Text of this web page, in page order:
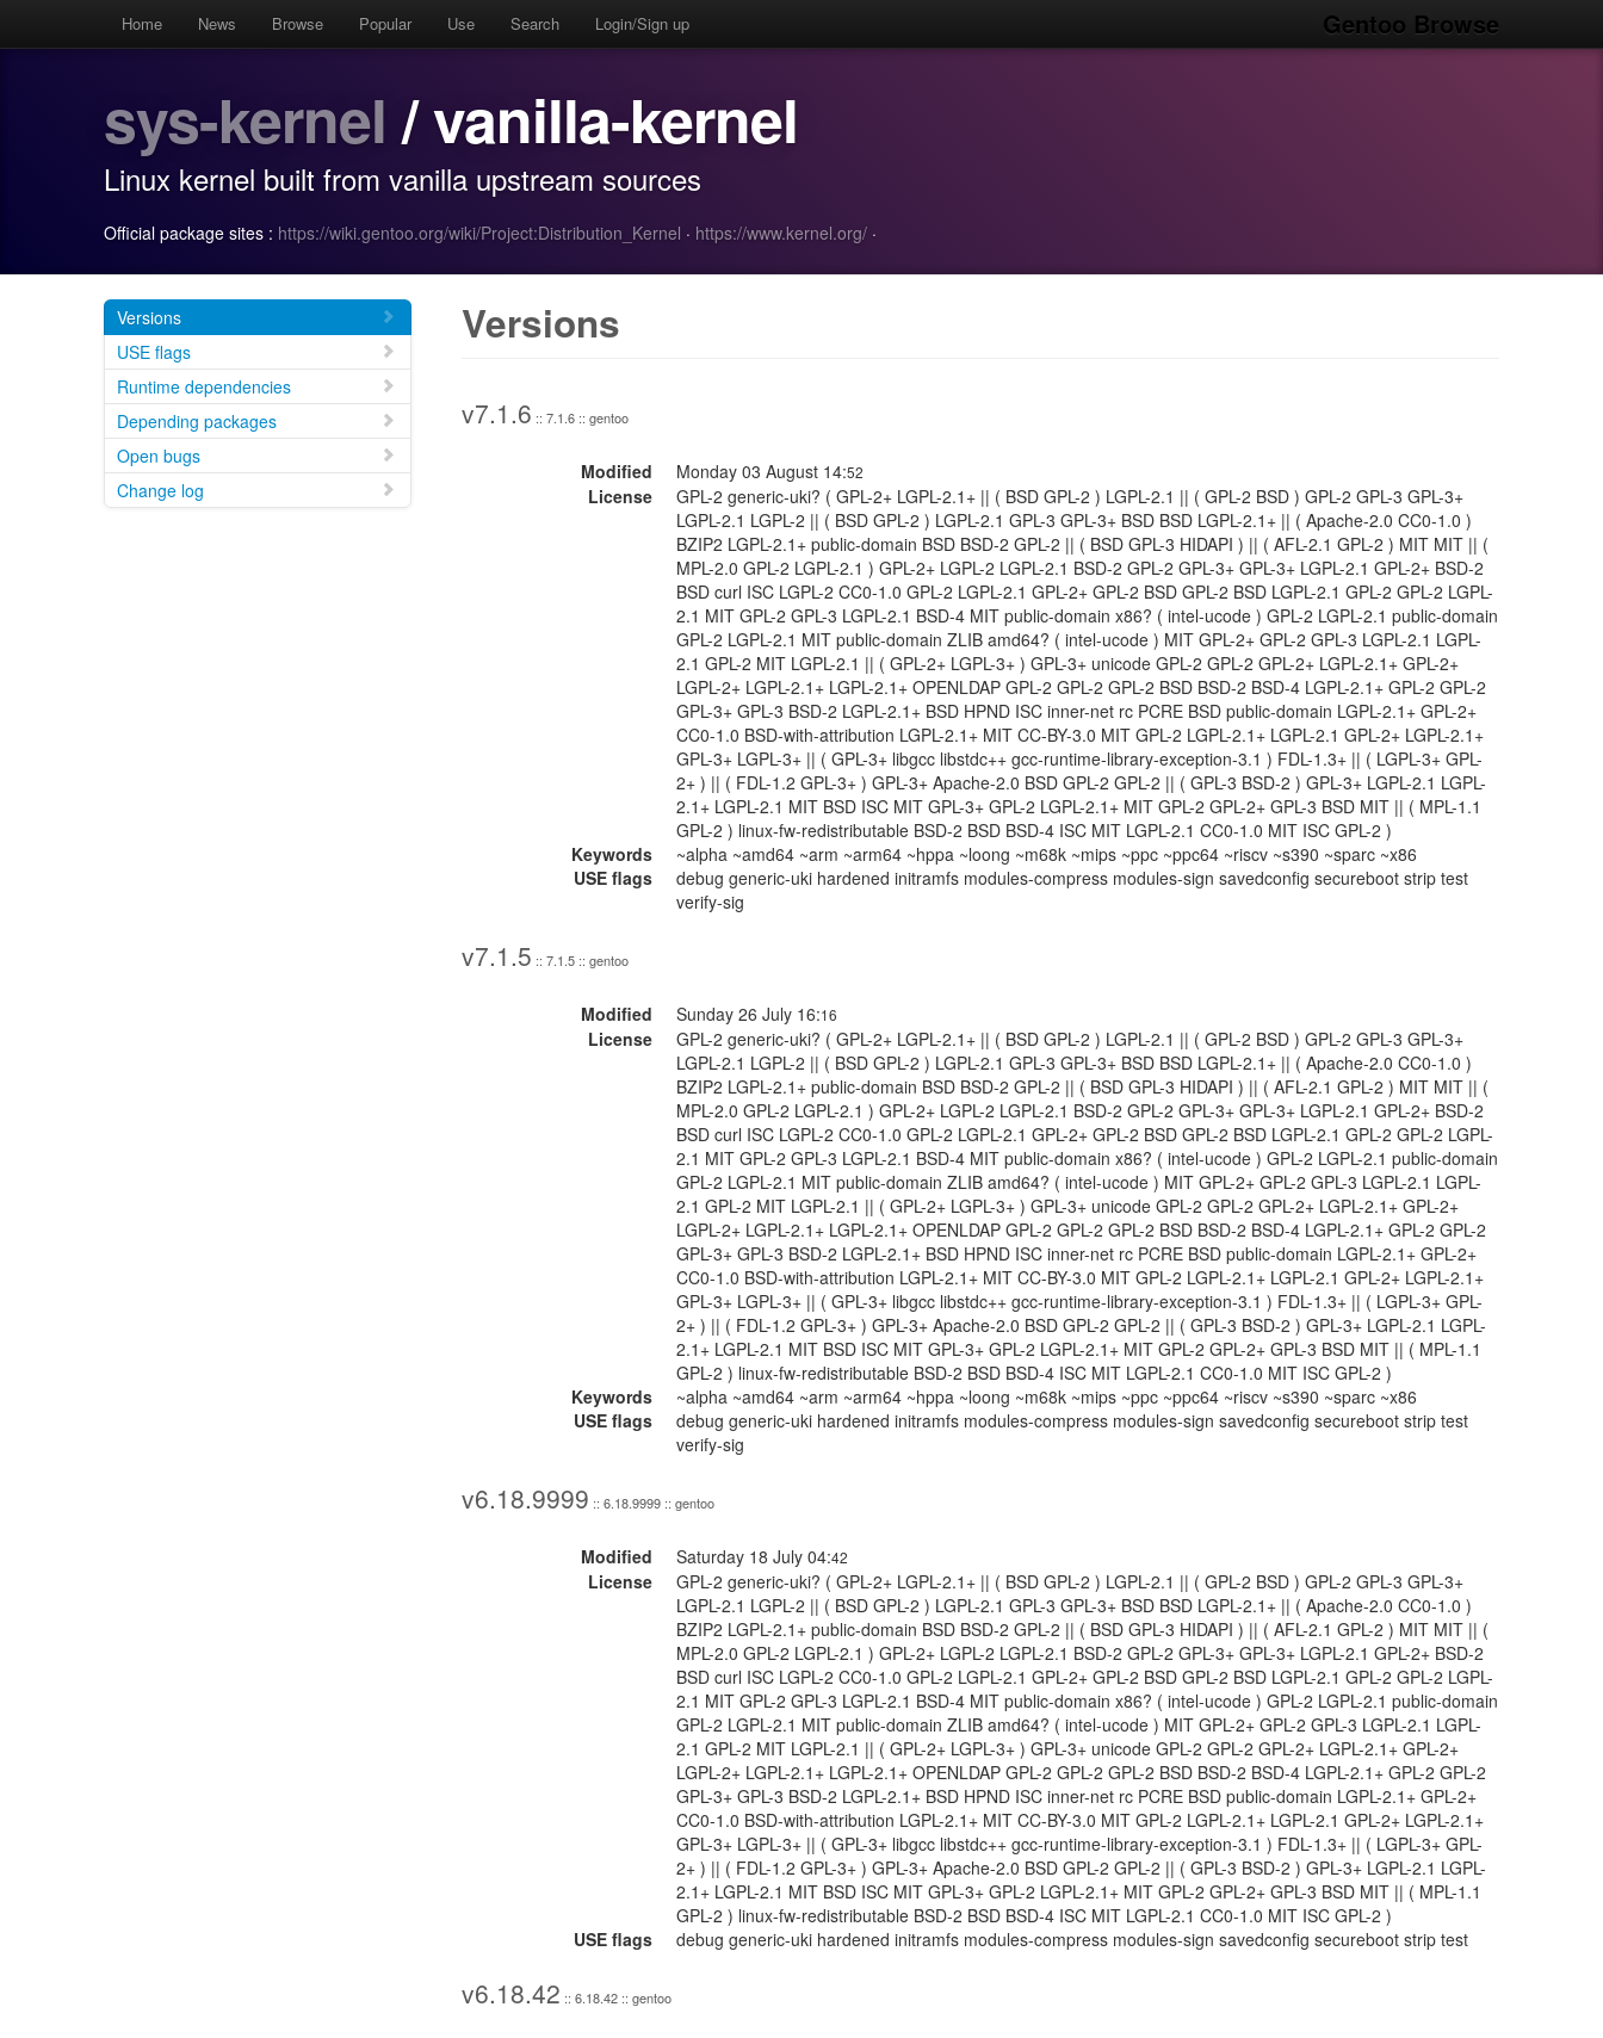
Gentoo Browse
Home News Browse Popular Use Search Login/Sign up
sys-kernel/ vanilla-kernel
Linux kernel built from vanilla upstream sources
Official package sites : https://wiki.gentoo.org/wiki/Project:Distribution_Kernel · https://www.kernel.org/ ·
Versions
USE flags
Runtime dependencies
Depending packages
Open bugs
Change log
Versions
v7.1.6 :: 7.1.6 :: gentoo
Modified Monday 03 August 14:52
License
GPL-2 generic-uki? ( GPL-2+ LGPL-2.1+ || ( BSD GPL-2 ) LGPL-2.1 || ( GPL-2 BSD ) GPL-2 GPL-3 GPL-3+
LGPL-2.1 LGPL-2 || ( BSD GPL-2 ) LGPL-2.1 GPL-3 GPL-3+ BSD BSD LGPL-2.1+ || ( Apache-2.0 CC0-1.0 )
BZIP2 LGPL-2.1+ public-domain BSD BSD-2 GPL-2 || ( BSD GPL-3 HIDAPI ) || ( AFL-2.1 GPL-2 ) MIT MIT || (
MPL-2.0 GPL-2 LGPL-2.1 ) GPL-2+ LGPL-2 LGPL-2.1 BSD-2 GPL-2 GPL-3+ GPL-3+ LGPL-2.1 GPL-2+ BSD-2
BSD curl ISC LGPL-2 CC0-1.0 GPL-2 LGPL-2.1 GPL-2+ GPL-2 BSD GPL-2 BSD LGPL-2.1 GPL-2 GPL-2 LGPL-
2.1 MIT GPL-2 GPL-3 LGPL-2.1 BSD-4 MIT public-domain x86? ( intel-ucode ) GPL-2 LGPL-2.1 public-domain
GPL-2 LGPL-2.1 MIT public-domain ZLIB amd64? ( intel-ucode ) MIT GPL-2+ GPL-2 GPL-3 LGPL-2.1 LGPL-
2.1 GPL-2 MIT LGPL-2.1 || ( GPL-2+ LGPL-3+ ) GPL-3+ unicode GPL-2 GPL-2 GPL-2+ LGPL-2.1+ GPL-2+
LGPL-2+ LGPL-2.1+ LGPL-2.1+ OPENLDAP GPL-2 GPL-2 GPL-2 BSD BSD-2 BSD-4 LGPL-2.1+ GPL-2 GPL-2
GPL-3+ GPL-3 BSD-2 LGPL-2.1+ BSD HPND ISC inner-net rc PCRE BSD public-domain LGPL-2.1+ GPL-2+
CC0-1.0 BSD-with-attribution LGPL-2.1+ MIT CC-BY-3.0 MIT GPL-2 LGPL-2.1+ LGPL-2.1 GPL-2+ LGPL-2.1+
GPL-3+ LGPL-3+ || ( GPL-3+ libgcc libstdc++ gcc-runtime-library-exception-3.1 ) FDL-1.3+ || ( LGPL-3+ GPL-
2+ ) || ( FDL-1.2 GPL-3+ ) GPL-3+ Apache-2.0 BSD GPL-2 GPL-2 || ( GPL-3 BSD-2 ) GPL-3+ LGPL-2.1 LGPL-
2.1+ LGPL-2.1 MIT BSD ISC MIT GPL-3+ GPL-2 LGPL-2.1+ MIT GPL-2 GPL-2+ GPL-3 BSD MIT || ( MPL-1.1
GPL-2 ) linux-fw-redistributable BSD-2 BSD BSD-4 ISC MIT LGPL-2.1 CC0-1.0 MIT ISC GPL-2 )
Keywords
~alpha ~amd64 ~arm ~arm64 ~hppa ~loong ~m68k ~mips ~ppc ~ppc64 ~riscv ~s390 ~sparc ~x86
USE flags
debug generic-uki hardened initramfs modules-compress modules-sign savedconfig secureboot strip test
verify-sig
v7.1.5 :: 7.1.5 :: gentoo
Modified Sunday 26 July 16:16
License
GPL-2 generic-uki? ( GPL-2+ LGPL-2.1+ || ( BSD GPL-2 ) LGPL-2.1 || ( GPL-2 BSD ) GPL-2 GPL-3 GPL-3+
LGPL-2.1 LGPL-2 || ( BSD GPL-2 ) LGPL-2.1 GPL-3 GPL-3+ BSD BSD LGPL-2.1+ || ( Apache-2.0 CC0-1.0 )
BZIP2 LGPL-2.1+ public-domain BSD BSD-2 GPL-2 || ( BSD GPL-3 HIDAPI ) || ( AFL-2.1 GPL-2 ) MIT MIT || (
MPL-2.0 GPL-2 LGPL-2.1 ) GPL-2+ LGPL-2 LGPL-2.1 BSD-2 GPL-2 GPL-3+ GPL-3+ LGPL-2.1 GPL-2+ BSD-2
BSD curl ISC LGPL-2 CC0-1.0 GPL-2 LGPL-2.1 GPL-2+ GPL-2 BSD GPL-2 BSD LGPL-2.1 GPL-2 GPL-2 LGPL-
2.1 MIT GPL-2 GPL-3 LGPL-2.1 BSD-4 MIT public-domain x86? ( intel-ucode ) GPL-2 LGPL-2.1 public-domain
GPL-2 LGPL-2.1 MIT public-domain ZLIB amd64? ( intel-ucode ) MIT GPL-2+ GPL-2 GPL-3 LGPL-2.1 LGPL-
2.1 GPL-2 MIT LGPL-2.1 || ( GPL-2+ LGPL-3+ ) GPL-3+ unicode GPL-2 GPL-2 GPL-2+ LGPL-2.1+ GPL-2+
LGPL-2+ LGPL-2.1+ LGPL-2.1+ OPENLDAP GPL-2 GPL-2 GPL-2 BSD BSD-2 BSD-4 LGPL-2.1+ GPL-2 GPL-2
GPL-3+ GPL-3 BSD-2 LGPL-2.1+ BSD HPND ISC inner-net rc PCRE BSD public-domain LGPL-2.1+ GPL-2+
CC0-1.0 BSD-with-attribution LGPL-2.1+ MIT CC-BY-3.0 MIT GPL-2 LGPL-2.1+ LGPL-2.1 GPL-2+ LGPL-2.1+
GPL-3+ LGPL-3+ || ( GPL-3+ libgcc libstdc++ gcc-runtime-library-exception-3.1 ) FDL-1.3+ || ( LGPL-3+ GPL-
2+ ) || ( FDL-1.2 GPL-3+ ) GPL-3+ Apache-2.0 BSD GPL-2 GPL-2 || ( GPL-3 BSD-2 ) GPL-3+ LGPL-2.1 LGPL-
2.1+ LGPL-2.1 MIT BSD ISC MIT GPL-3+ GPL-2 LGPL-2.1+ MIT GPL-2 GPL-2+ GPL-3 BSD MIT || ( MPL-1.1
GPL-2 ) linux-fw-redistributable BSD-2 BSD BSD-4 ISC MIT LGPL-2.1 CC0-1.0 MIT ISC GPL-2 )
Keywords
~alpha ~amd64 ~arm ~arm64 ~hppa ~loong ~m68k ~mips ~ppc ~ppc64 ~riscv ~s390 ~sparc ~x86
USE flags
debug generic-uki hardened initramfs modules-compress modules-sign savedconfig secureboot strip test
verify-sig
v6.18.9999 :: 6.18.9999 :: gentoo
Modified Saturday 18 July 04:42
License
GPL-2 generic-uki? ( GPL-2+ LGPL-2.1+ || ( BSD GPL-2 ) LGPL-2.1 || ( GPL-2 BSD ) GPL-2 GPL-3 GPL-3+
LGPL-2.1 LGPL-2 || ( BSD GPL-2 ) LGPL-2.1 GPL-3 GPL-3+ BSD BSD LGPL-2.1+ || ( Apache-2.0 CC0-1.0 )
BZIP2 LGPL-2.1+ public-domain BSD BSD-2 GPL-2 || ( BSD GPL-3 HIDAPI ) || ( AFL-2.1 GPL-2 ) MIT MIT || (
MPL-2.0 GPL-2 LGPL-2.1 ) GPL-2+ LGPL-2 LGPL-2.1 BSD-2 GPL-2 GPL-3+ GPL-3+ LGPL-2.1 GPL-2+ BSD-2
BSD curl ISC LGPL-2 CC0-1.0 GPL-2 LGPL-2.1 GPL-2+ GPL-2 BSD GPL-2 BSD LGPL-2.1 GPL-2 GPL-2 LGPL-
2.1 MIT GPL-2 GPL-3 LGPL-2.1 BSD-4 MIT public-domain x86? ( intel-ucode ) GPL-2 LGPL-2.1 public-domain
GPL-2 LGPL-2.1 MIT public-domain ZLIB amd64? ( intel-ucode ) MIT GPL-2+ GPL-2 GPL-3 LGPL-2.1 LGPL-
2.1 GPL-2 MIT LGPL-2.1 || ( GPL-2+ LGPL-3+ ) GPL-3+ unicode GPL-2 GPL-2 GPL-2+ LGPL-2.1+ GPL-2+
LGPL-2+ LGPL-2.1+ LGPL-2.1+ OPENLDAP GPL-2 GPL-2 GPL-2 BSD BSD-2 BSD-4 LGPL-2.1+ GPL-2 GPL-2
GPL-3+ GPL-3 BSD-2 LGPL-2.1+ BSD HPND ISC inner-net rc PCRE BSD public-domain LGPL-2.1+ GPL-2+
CC0-1.0 BSD-with-attribution LGPL-2.1+ MIT CC-BY-3.0 MIT GPL-2 LGPL-2.1+ LGPL-2.1 GPL-2+ LGPL-2.1+
GPL-3+ LGPL-3+ || ( GPL-3+ libgcc libstdc++ gcc-runtime-library-exception-3.1 ) FDL-1.3+ || ( LGPL-3+ GPL-
2+ ) || ( FDL-1.2 GPL-3+ ) GPL-3+ Apache-2.0 BSD GPL-2 GPL-2 || ( GPL-3 BSD-2 ) GPL-3+ LGPL-2.1 LGPL-
2.1+ LGPL-2.1 MIT BSD ISC MIT GPL-3+ GPL-2 LGPL-2.1+ MIT GPL-2 GPL-2+ GPL-3 BSD MIT || ( MPL-1.1
GPL-2 ) linux-fw-redistributable BSD-2 BSD BSD-4 ISC MIT LGPL-2.1 CC0-1.0 MIT ISC GPL-2 )
USE flags
debug generic-uki hardened initramfs modules-compress modules-sign savedconfig secureboot strip test
v6.18.42 :: 6.18.42 :: gentoo